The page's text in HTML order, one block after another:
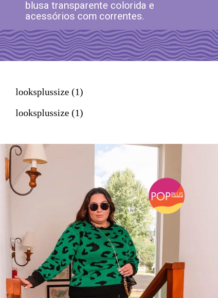
blusa transparente colorida e
acessórios com correntes.
looksplussize (1)
looksplussize (1)